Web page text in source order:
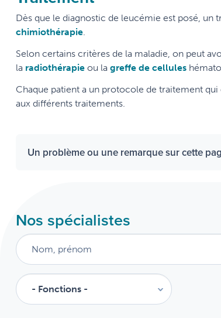
Dès que le diagnostic de leucémie est posé,
chimiothérapie.
Selon certains critères de la maladie, on peut
la radiothérapie ou la greffe de cellules
Chaque patient a un protocole de traitement
aux différents traitements.
Un problème ou une remarque sur cette
Nos spécialistes